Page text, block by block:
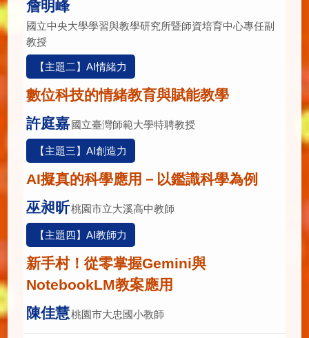
國立中央大學學習與教學研究所暨師資培育中心專任副
教授
詹明峰
【主題二】AI情緒力
數位科技的情緒教育與賦能教學
國立臺灣師範大學特聘教授
許庭嘉
【主題三】AI創造力
AI擬真的科學應用－以鑑識科學為例
桃園市立大溪高中教師
巫昶昕
【主題四】AI教師力
新手村！從零掌握Gemini與
NotebookLM教案應用
桃園市大忠國小教師
陳佳慧